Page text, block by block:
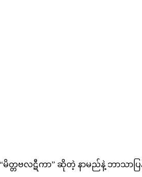
းနုက “မိတ္တဗလဋီကာ” ဆိုတဲ့ နာမည်နဲ့ ဘ